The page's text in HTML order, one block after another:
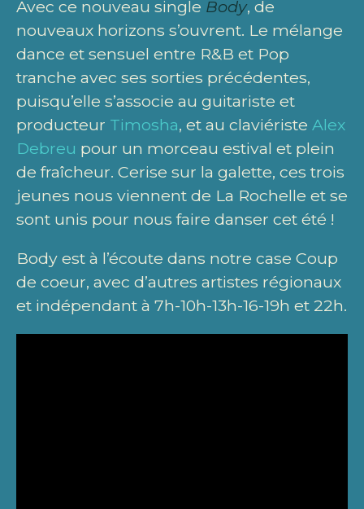
Avec ce nouveau single Body, de
nouveaux horizons s’ouvrent. Le mélange
dance et sensuel entre R&B et Pop
tranche avec ses sorties précédentes,
puisqu’elle s’associe au guitariste et
producteur Timosha, et au claviériste Alex
Debreu pour un morceau estival et plein
de fraîcheur. Cerise sur la galette, ces trois
jeunes nous viennent de La Rochelle et se
sont unis pour nous faire danser cet été !
Body est à l’écoute dans notre case Coup
de coeur, avec d’autres artistes régionaux
et indépendant à 7h-10h-13h-16-19h et 22h.